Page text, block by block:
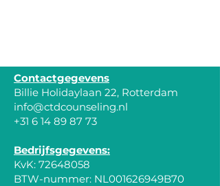
Contactgegevens
Billie Holidaylaan 22, Rotterdam
info@ctdcounseling.nl
+31 6 14 89 87 73
​Bedrijfsgegevens:
KvK: 72648058
BTW-nummer: NL001626949B70